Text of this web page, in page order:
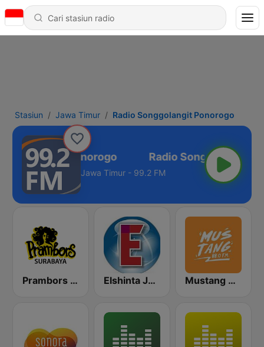
Stasiun Jawa Timur Radio Songgolangit Ponorogo
Ponorogo
Jawa Timur - 99.2 FM
Prambors FM 89.3 Surabaya Elshinta Jakarta Mustang 88 FM